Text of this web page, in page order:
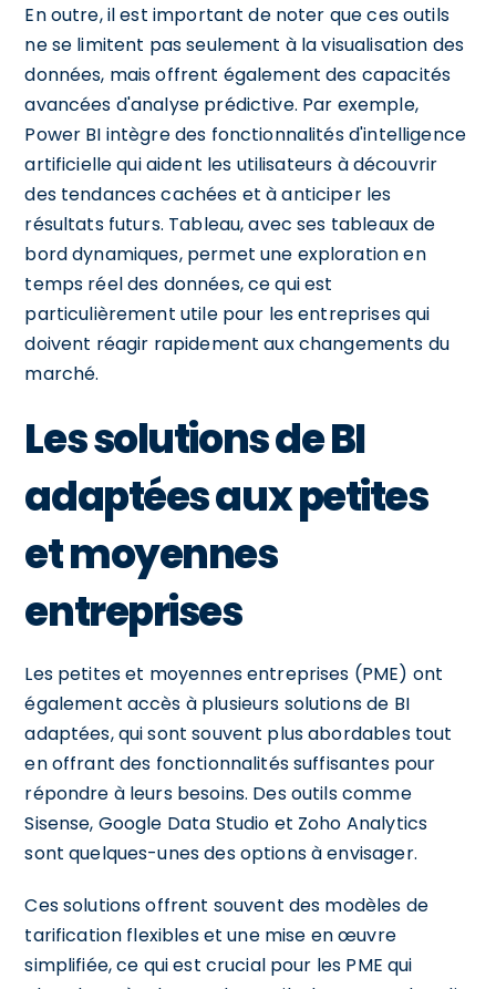
En outre, il est important de noter que ces outils
ne se limitent pas seulement à la visualisation des
données, mais offrent également des capacités
avancées d'analyse prédictive. Par exemple,
Power BI intègre des fonctionnalités d'intelligence
artificielle qui aident les utilisateurs à découvrir
des tendances cachées et à anticiper les
résultats futurs. Tableau, avec ses tableaux de
bord dynamiques, permet une exploration en
temps réel des données, ce qui est
particulièrement utile pour les entreprises qui
doivent réagir rapidement aux changements du
marché.
Les solutions de BI
adaptées aux petites
et moyennes
entreprises
Les petites et moyennes entreprises (PME) ont
également accès à plusieurs solutions de BI
adaptées, qui sont souvent plus abordables tout
en offrant des fonctionnalités suffisantes pour
répondre à leurs besoins. Des outils comme
Sisense, Google Data Studio et Zoho Analytics
sont quelques-unes des options à envisager.
Ces solutions offrent souvent des modèles de
tarification flexibles et une mise en œuvre
simplifiée, ce qui est crucial pour les PME qui